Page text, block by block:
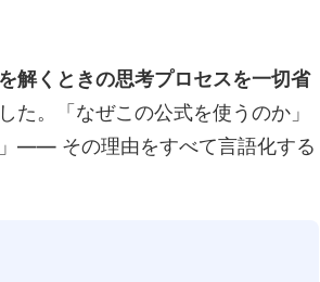
解くときの思考プロセスを一切省
た。「なぜこの公式を使うのか」
」—— その理由をすべて言語化する